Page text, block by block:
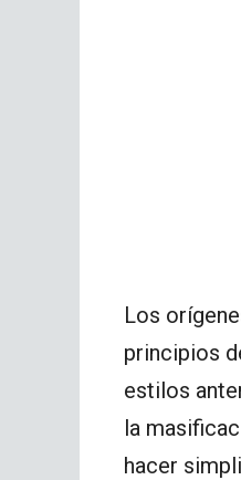
Los
principios
estilos
la
hacer